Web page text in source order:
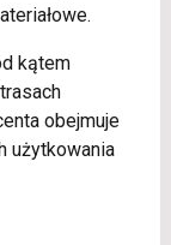
kątem
obejmuje
użytkowania